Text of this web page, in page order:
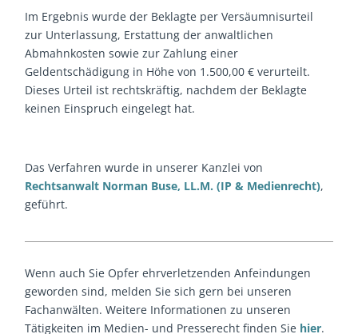
Im Ergebnis wurde der Beklagte per Versäumnisurteil
zur Unterlassung, Erstattung der anwaltlichen
Abmahnkosten sowie zur Zahlung einer
Geldentschädigung in Höhe von 1.500,00 € verurteilt.
Dieses Urteil ist rechtskräftig, nachdem der Beklagte
keinen Einspruch eingelegt hat.
Das Verfahren wurde in unserer Kanzlei von
Rechtsanwalt Norman Buse, LL.M. (IP & Medienrecht),
geführt.
Wenn auch Sie Opfer ehrverletzenden Anfeindungen
geworden sind, melden Sie sich gern bei unseren
Fachanwälten. Weitere Informationen zu unseren
Tätigkeiten im Medien- und Presserecht finden Sie hier.